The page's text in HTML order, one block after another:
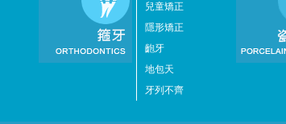
兒童矯正
隱形矯正
齙牙
地包天
牙列不齊